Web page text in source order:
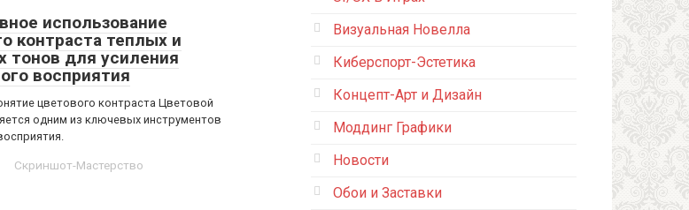
использование
контраста теплых и
тонов для усиления
восприятия
цветового контраста Цветовой
одним из ключевых инструментов
Скриншот-Мастерство
Визуальная Новелла
Киберспорт-Эстетика
Концепт-Арт и Дизайн
Моддинг Графики
Новости
Обои и Заставки